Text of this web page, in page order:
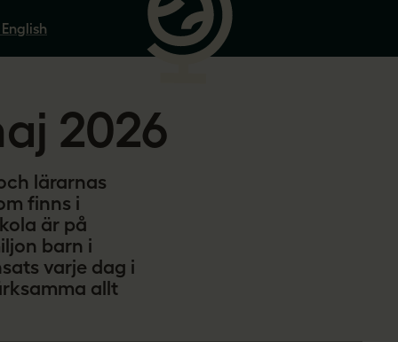
2026
lärarnas
finns i
är på
barn i
varje dag i
allt